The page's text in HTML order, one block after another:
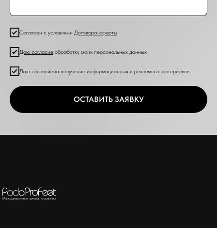
Согласен с условиями Договора-оферты
Даю согласие обработку моих персональных данных
Даю согласиена получение информационных и рекламных материалов
ОСТАВИТЬ ЗАЯВКУ